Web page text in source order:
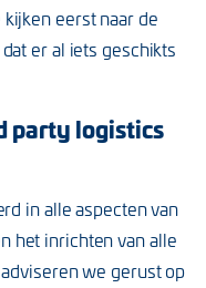
eerst naar de
er al iets geschikts
party logistics
in alle aspecten van
het inrichten van alle
we gerust op